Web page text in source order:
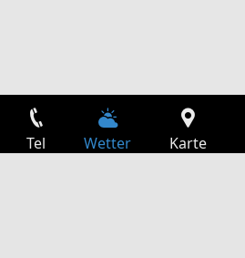
Tel Wetter Karte